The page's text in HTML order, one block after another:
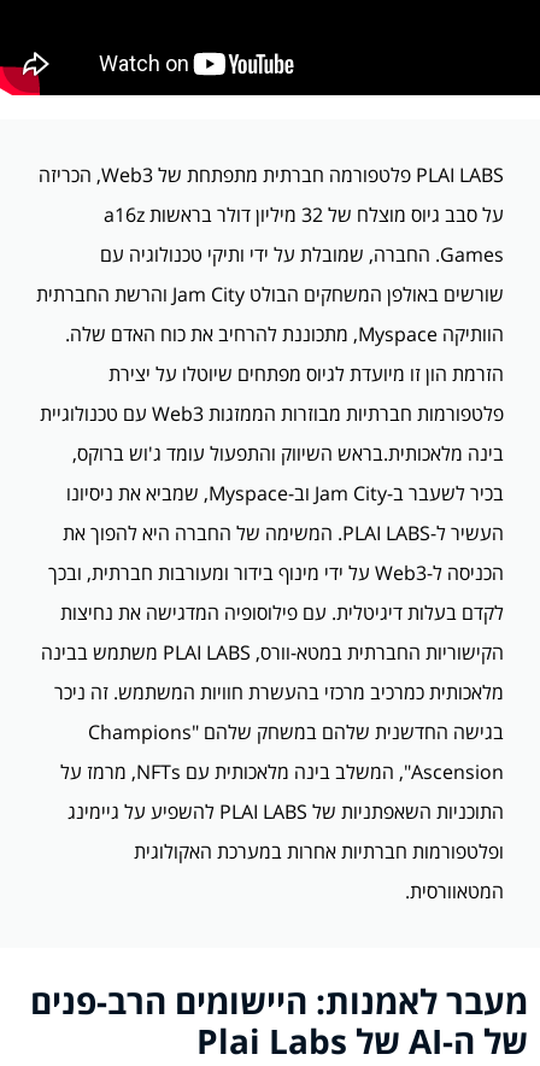
PLAI LABS פלטפורמה חברתית מתפתחת של Web3, הכריזה
על סבב גיוס מוצלח של 32 מיליון דולר בראשות a16z
Games. החברה, שמובלת על ידי ותיקי טכנולוגיה עם
שורשים באולפן המשחקים הבולט Jam City והרשת החברתית
הוותיקה Myspace, מתכוננת להרחיב את כוח האדם שלה.
הזרמת הון זו מיועדת לגיוס מפתחים שיוטלו על יצירת
פלטפורמות חברתיות מבוזרות הממזגות Web3 עם טכנולוגיית
בינה מלאכותית.בראש השיווק והתפעול עומד ג'וש ברוקס,
בכיר לשעבר ב-Jam City וב-Myspace, שמביא את ניסיונו
העשיר ל-PLAI LABS. המשימה של החברה היא להפוך את
הכניסה ל-Web3 על ידי מינוף בידור ומעורבות חברתית, ובכך
לקדם בעלות דיגיטלית. עם פילוסופיה המדגישה את נחיצות
הקישוריות החברתית במטא-וורס, PLAI LABS משתמש בבינה
מלאכותית כמרכיב מרכזי בהעשרת חוויות המשתמש. זה ניכר
בגישה החדשנית שלהם במשחק שלהם "Champions
Ascension", המשלב בינה מלאכותית עם NFTs, מרמז על
התוכניות השאפתניות של PLAI LABS להשפיע על גיימינג
ופלטפורמות חברתיות אחרות במערכת האקולוגית
המטאוורסית.
מעבר לאמנות: היישומים הרב-פנים
של ה-AIשל Plai Labs